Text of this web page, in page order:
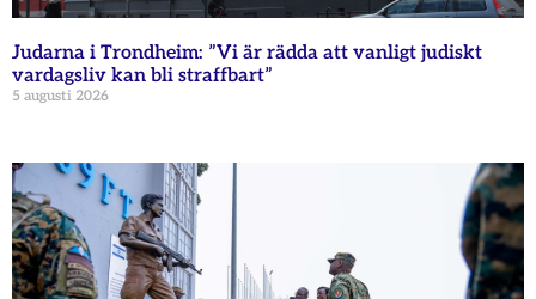
Judarna i Trondheim: ”Vi är rädda att vanligt judiskt
vardagsliv kan bli straffbart”
5 augusti 2026